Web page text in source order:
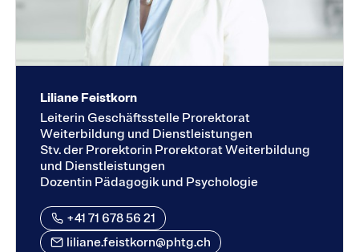
Liliane Feistkorn
Leiterin Geschäftsstelle Prorektorat
Weiterbildung und Dienstleistungen
Stv. der Prorektorin Prorektorat Weiterbildung
und Dienstleistungen
Dozentin Pädagogik und Psychologie
+41 71 678 56 21
liliane.feistkorn@phtg.ch